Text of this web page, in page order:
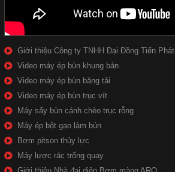
Giới thiệu Công ty TNHH Đại Đồng Tiến Phát
Video máy ép bùn khung bản
Video máy ép bùn băng tải
Video máy ép bùn trục vít
Máy sấy bùn cánh chèo trục rỗng
Máy ép bột gạo làm bún
Bơm pitson thủy lực
Máy lược rác trống quay